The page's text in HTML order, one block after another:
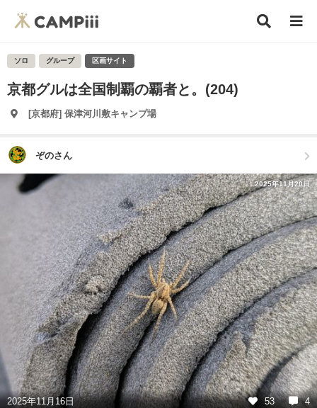
ソロ グループ 区画サイト
京都グルは全国制覇の覇者と。(204)
[京都府] 保津河川敷キャンプ場
ぞのさん
2025年11月20日
2025年11月16日 53 4